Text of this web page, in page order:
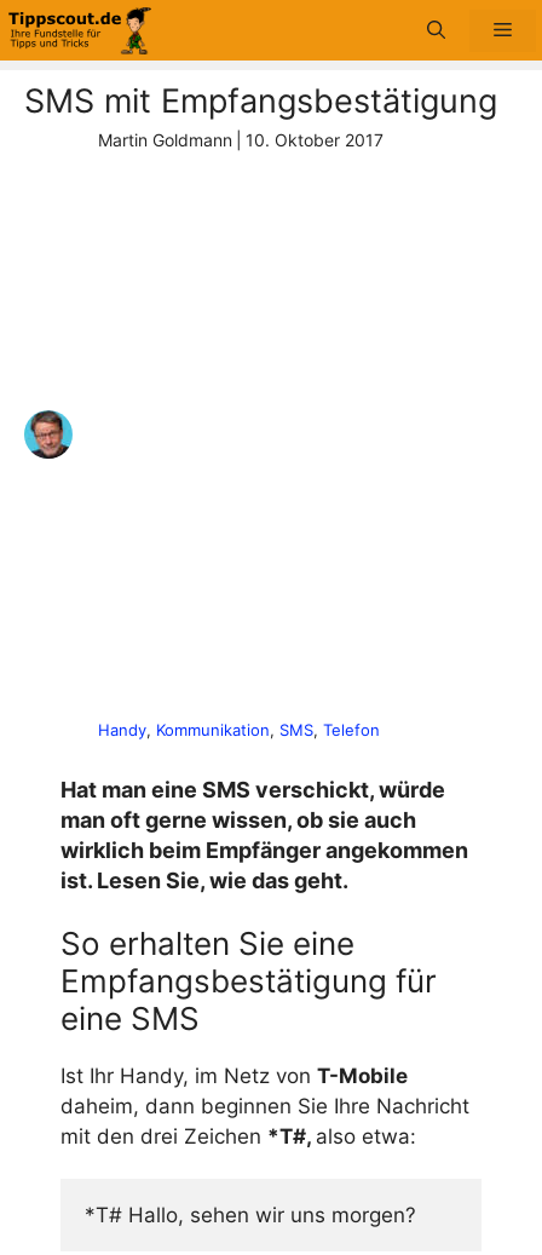
Zum
Inhalt
SMS mit Empfangsbestätigung
Martin Goldmann 10. Oktober 2017
Handy, Kommunikation, SMS, Telefon
Hat man eine SMS verschickt, würde
man oft gerne wissen, ob sie auch
wirklich beim Empfänger angekommen
ist. Lesen Sie, wie das geht.
So erhalten Sie eine
Empfangsbestätigung für
eine SMS
Ist Ihr Handy, im Netz von T-Mobile
daheim, dann beginnen Sie Ihre Nachricht
mit den drei Zeichen *T#, also etwa:
*T# Hallo, sehen wir uns morgen?